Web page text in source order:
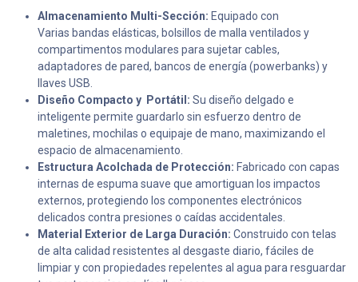
Almacenamiento Multi-Sección: Equipado con
Varias bandas elásticas, bolsillos de malla ventilados y
compartimentos modulares para sujetar cables,
adaptadores de pared, bancos de energía (powerbanks) y
llaves USB.
Diseño Compacto y Portátil: Su diseño delgado e
inteligente permite guardarlo sin esfuerzo dentro de
maletines, mochilas o equipaje de mano, maximizando el
espacio de almacenamiento.
Estructura Acolchada de Protección: Fabricado con capas
internas de espuma suave que amortiguan los impactos
externos, protegiendo los componentes electrónicos
delicados contra presiones o caídas accidentales.
Material Exterior de Larga Duración: Construido con telas
de alta calidad resistentes al desgaste diario, fáciles de
limpiar y con propiedades repelentes al agua para resguardar